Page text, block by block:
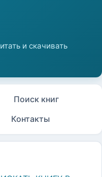
Поиск книг
Контакты